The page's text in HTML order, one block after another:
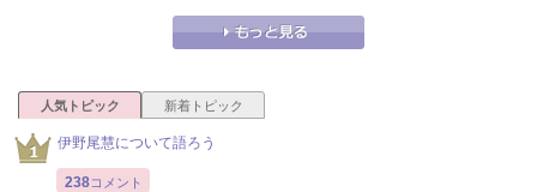
人気トピック 新着トピック
伊野尾慧について語ろう
238コメント